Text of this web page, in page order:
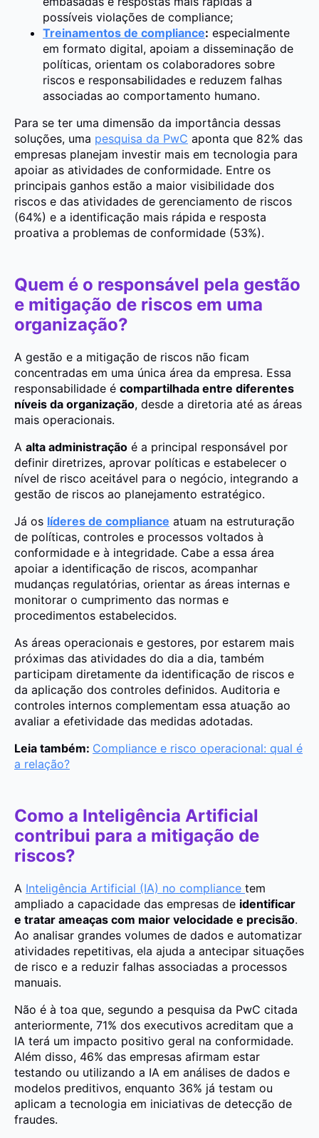
possíveis violações de compliance;
Treinamentos de compliance: especialmente
em formato digital, apoiam a disseminação de
políticas, orientam os colaboradores sobre
riscos e responsabilidades e reduzem falhas
associadas ao comportamento humano.
Para se ter uma dimensão da importância dessas
soluções, uma pesquisa da PwC aponta que 82% das
empresas planejam investir mais em tecnologia para
apoiar as atividades de conformidade. Entre os
principais ganhos estão a maior visibilidade dos
riscos e das atividades de gerenciamento de riscos
(64%) e a identificação mais rápida e resposta
proativa a problemas de conformidade (53%).
Quem é o responsável pela gestão
e mitigação de riscos em uma
organização?
A gestão e a mitigação de riscos não ficam
concentradas em uma única área da empresa. Essa
responsabilidade é compartilhada entre diferentes
níveis da organização, desde a diretoria até as áreas
mais operacionais.
A alta administração é a principal responsável por
definir diretrizes, aprovar políticas e estabelecer o
nível de risco aceitável para o negócio, integrando a
gestão de riscos ao planejamento estratégico.
Já os líderes de compliance atuam na estruturação
de políticas, controles e processos voltados à
conformidade e à integridade. Cabe a essa área
apoiar a identificação de riscos, acompanhar
mudanças regulatórias, orientar as áreas internas e
monitorar o cumprimento das normas e
procedimentos estabelecidos.
As áreas operacionais e gestores, por estarem mais
próximas das atividades do dia a dia, também
participam diretamente da identificação de riscos e
da aplicação dos controles definidos. Auditoria e
controles internos complementam essa atuação ao
avaliar a efetividade das medidas adotadas.
Leia também: Compliance e risco operacional: qual é
a relação?
Como a Inteligência Artificial
contribui para a mitigação de
riscos?
A Inteligência Artificial (IA) no compliance tem
ampliado a capacidade das empresas de identificar
e tratar ameaças com maior velocidade e precisão.
Ao analisar grandes volumes de dados e automatizar
atividades repetitivas, ela ajuda a antecipar situações
de risco e a reduzir falhas associadas a processos
manuais.
Não é à toa que, segundo a pesquisa da PwC citada
anteriormente, 71% dos executivos acreditam que a
IA terá um impacto positivo geral na conformidade.
Além disso, 46% das empresas afirmam estar
testando ou utilizando a IA em análises de dados e
modelos preditivos, enquanto 36% já testam ou
aplicam a tecnologia em iniciativas de detecção de
fraudes.